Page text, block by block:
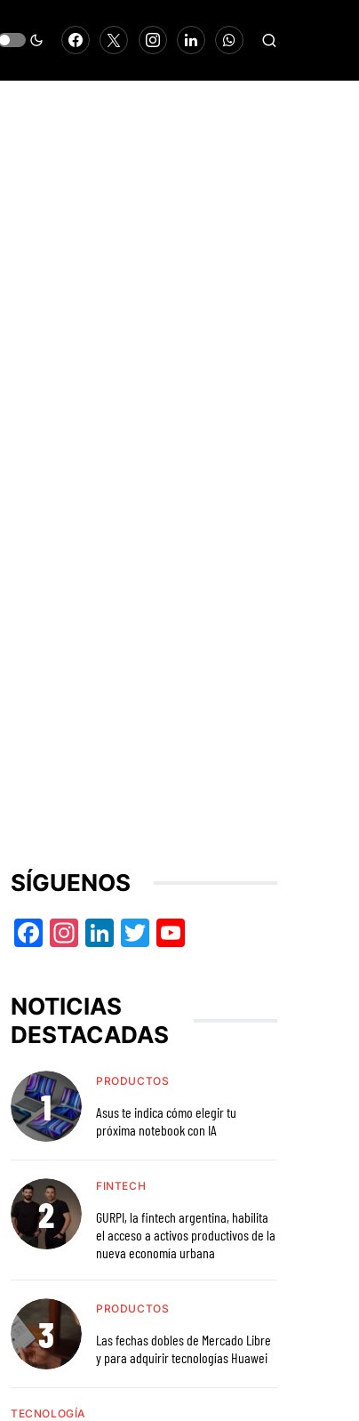
SÍGUENOS
Facebook
Instagram
LinkedIn
Twitter
NOTICIAS
DESTACADAS
PRODUCTOS
Asus te indica cómo elegir tu
próxima notebook con IA
FINTECH
GURPI, la fintech argentina, habilita
el acceso a activos productivos de la
nueva economía urbana
PRODUCTOS
Las fechas dobles de Mercado Libre
y para adquirir tecnologías Huawei
TECNOLOGÍA